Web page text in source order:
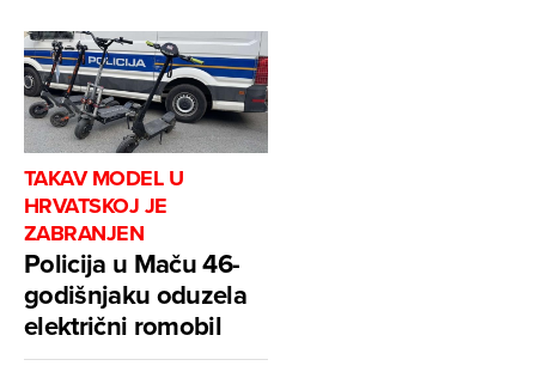
TAKAV MODEL U
HRVATSKOJ JE
ZABRANJEN
Policija u Maču 46-
godišnjaku oduzela
električni romobil